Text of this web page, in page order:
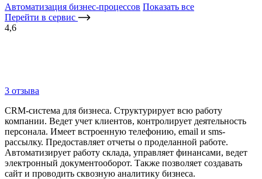
Автоматизация бизнес-процессов Показать все
Перейти в сервис
4,6
3 отзыва
CRM-система для бизнеса. Структурирует всю работу
компании. Ведет учет клиентов, контролирует деятельность
персонала. Имеет встроенную телефонию, email и sms-
рассылку. Предоставляет отчеты о проделанной работе.
Автоматизирует работу склада, управляет финансами, ведет
электронный документооборот. Также позволяет создавать
сайт и проводить сквозную аналитику бизнеса.